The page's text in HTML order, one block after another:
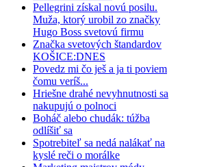
Pellegrini získal novú posilu.
Muža, ktorý urobil zo značky
Hugo Boss svetovú firmu
Značka svetových štandardov
KOŠICE:DNES
Povedz mi čo ješ a ja ti poviem
čomu veríš...
Hriešne drahé nevyhnutnosti sa
nakupujú o polnoci
Boháč alebo chudák: túžba
odlíšiť sa
Spotrebiteľ sa nedá nalákať na
kyslé reči o morálke